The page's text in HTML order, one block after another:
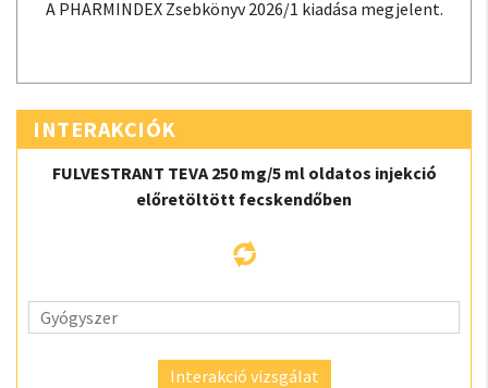
A PHARMINDEX Zsebkönyv 2026/1 kiadása megjelent.
INTERAKCIÓK
FULVESTRANT TEVA 250 mg/5 ml oldatos injekció
előretöltött fecskendőben
Interakció vizsgálat